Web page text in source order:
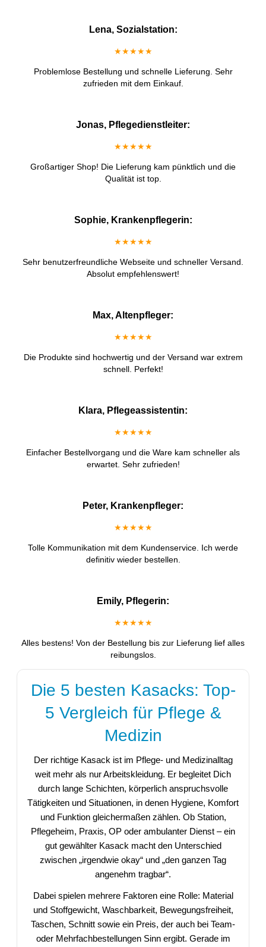
Lena, Sozialstation:
★★★★★
Problemlose Bestellung und schnelle Lieferung. Sehr
zufrieden mit dem Einkauf.
Jonas, Pflegedienstleiter:
★★★★★
Großartiger Shop! Die Lieferung kam pünktlich und die
Qualität ist top.
Sophie, Krankenpflegerin:
★★★★★
Sehr benutzerfreundliche Webseite und schneller Versand.
Absolut empfehlenswert!
Max, Altenpfleger:
★★★★★
Die Produkte sind hochwertig und der Versand war extrem
schnell. Perfekt!
Klara, Pflegeassistentin:
★★★★★
Einfacher Bestellvorgang und die Ware kam schneller als
erwartet. Sehr zufrieden!
Peter, Krankenpfleger:
★★★★★
Tolle Kommunikation mit dem Kundenservice. Ich werde
definitiv wieder bestellen.
Emily, Pflegerin:
★★★★★
Alles bestens! Von der Bestellung bis zur Lieferung lief alles
reibungslos.
Die 5 besten Kasacks: Top-
5 Vergleich für Pflege &
Medizin
Der richtige Kasack ist im Pflege- und Medizinalltag
weit mehr als nur Arbeitskleidung. Er begleitet Dich
durch lange Schichten, körperlich anspruchsvolle
Tätigkeiten und Situationen, in denen Hygiene, Komfort
und Funktion gleichermaßen zählen. Ob Station,
Pflegeheim, Praxis, OP oder ambulanter Dienst – ein
gut gewählter Kasack macht den Unterschied
zwischen „irgendwie okay“ und „den ganzen Tag
angenehm tragbar“.
Dabei spielen mehrere Faktoren eine Rolle: Material
und Stoffgewicht, Waschbarkeit, Bewegungsfreiheit,
Taschen, Schnitt sowie ein Preis, der auch bei Team-
oder Mehrfachbestellungen Sinn ergibt. Gerade im